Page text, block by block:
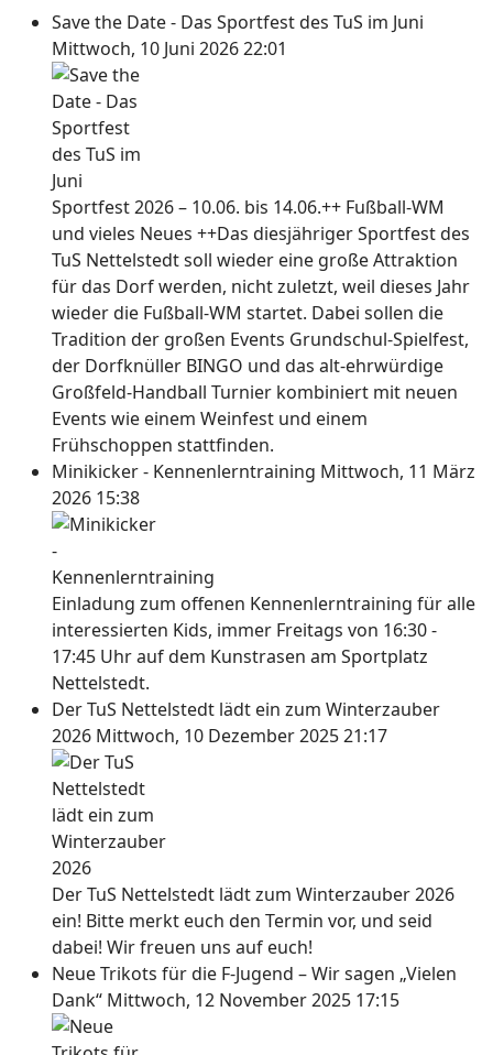
Save the Date - Das Sportfest des TuS im Juni
Mittwoch, 10 Juni 2026 22:01
Sportfest 2026 – 10.06. bis 14.06.++ Fußball-WM
und vieles Neues ++Das diesjähriger Sportfest des
TuS Nettelstedt soll wieder eine große Attraktion
für das Dorf werden, nicht zuletzt, weil dieses Jahr
wieder die Fußball-WM startet. Dabei sollen die
Tradition der großen Events Grundschul-Spielfest,
der Dorfknüller BINGO und das alt-ehrwürdige
Großfeld-Handball Turnier kombiniert mit neuen
Events wie einem Weinfest und einem
Frühschoppen stattfinden.
Minikicker - Kennenlerntraining Mittwoch, 11 März
2026 15:38
Einladung zum offenen Kennenlerntraining für alle
interessierten Kids, immer Freitags von 16:30 -
17:45 Uhr auf dem Kunstrasen am Sportplatz
Nettelstedt.
Der TuS Nettelstedt lädt ein zum Winterzauber
2026 Mittwoch, 10 Dezember 2025 21:17
Der TuS Nettelstedt lädt zum Winterzauber 2026
ein! Bitte merkt euch den Termin vor, und seid
dabei! Wir freuen uns auf euch!
Neue Trikots für die F-Jugend – Wir sagen „Vielen
Dank“ Mittwoch, 12 November 2025 17:15